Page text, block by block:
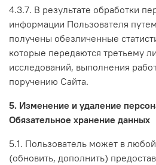
4.3.7. В результате обработки
информации Пользователя
получены обезличенные
которые передаются третьему
исследований, выполнения
поручению Сайта.
5. Изменение и удаление
Обязательное хранение данных
5.1. Пользователь может в
(обновить, дополнить)